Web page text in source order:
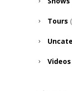
Tours
Videos